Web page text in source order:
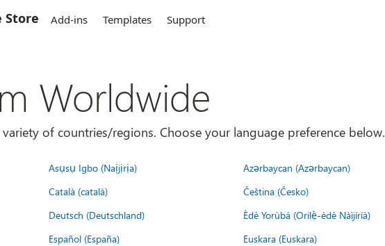
Store Add-ins Templates Support
Worldwide
of countries/regions. Choose your language preference below.
Asụsụ Igbo (Naịjịrịa) Azərbaycan (Azərbaycan)
Català (català) Čeština (Česko)
Deutsch (Deutschland) Èdè Yorùbá (Orilẹ̀-èdè Nàìjíríà)
Español (España) Euskara (Euskara)